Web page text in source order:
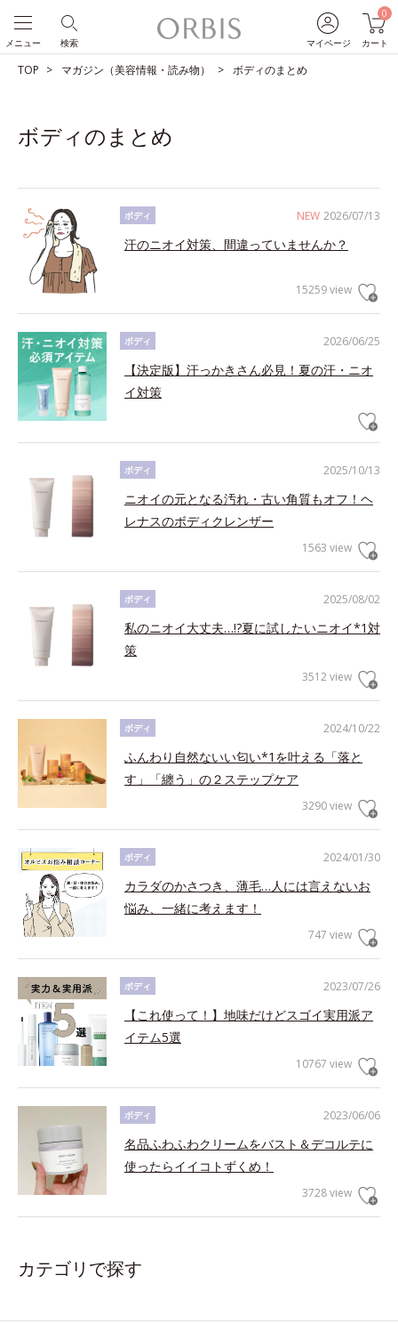
マイページ
0
カート
検索
メニュー
TOP マガジン（美容情報・読み物） ボディのまとめ
ボディのまとめ
NEW 2026/07/13
ボディ
汗のニオイ対策、間違っていませんか？
15259 view
2026/06/25
ボディ
【決定版】汗っかきさん必見！夏の汗・ニオ
イ対策
2025/10/13
ボディ
ニオイの元となる汚れ・古い角質もオフ！ヘ
レナスのボディクレンザー
1563 view
2025/08/02
ボディ
私のニオイ大丈夫…!?夏に試したいニオイ*1対
策
3512 view
2024/10/22
ボディ
ふんわり自然ないい匂い*1を叶える「落と
す」「纏う」の２ステップケア
3290 view
2024/01/30
ボディ
カラダのかさつき、薄毛…人には言えないお
悩み、一緒に考えます！
747 view
2023/07/26
ボディ
【これ使って！】地味だけどスゴイ実用派ア
イテム5選
10767 view
2023/06/06
ボディ
名品ふわふわクリームをバスト＆デコルテに
使ったらイイコトずくめ！
3728 view
カテゴリで探す